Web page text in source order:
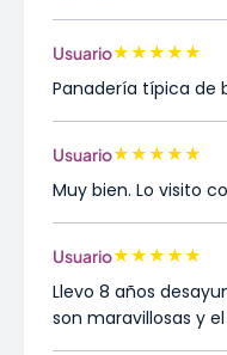
Usuario★★★★★
Panadería típica de
Usuario★★★★★
Muy bien. Lo visito
Usuario★★★★★
Llevo 8 años
son maravillosas y